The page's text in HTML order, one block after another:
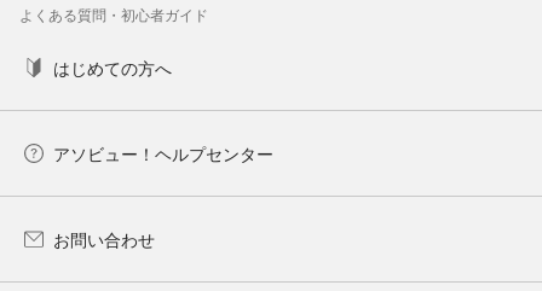
よくある質問・初心者ガイド
はじめての方へ
アソビュー！ヘルプセンター
お問い合わせ